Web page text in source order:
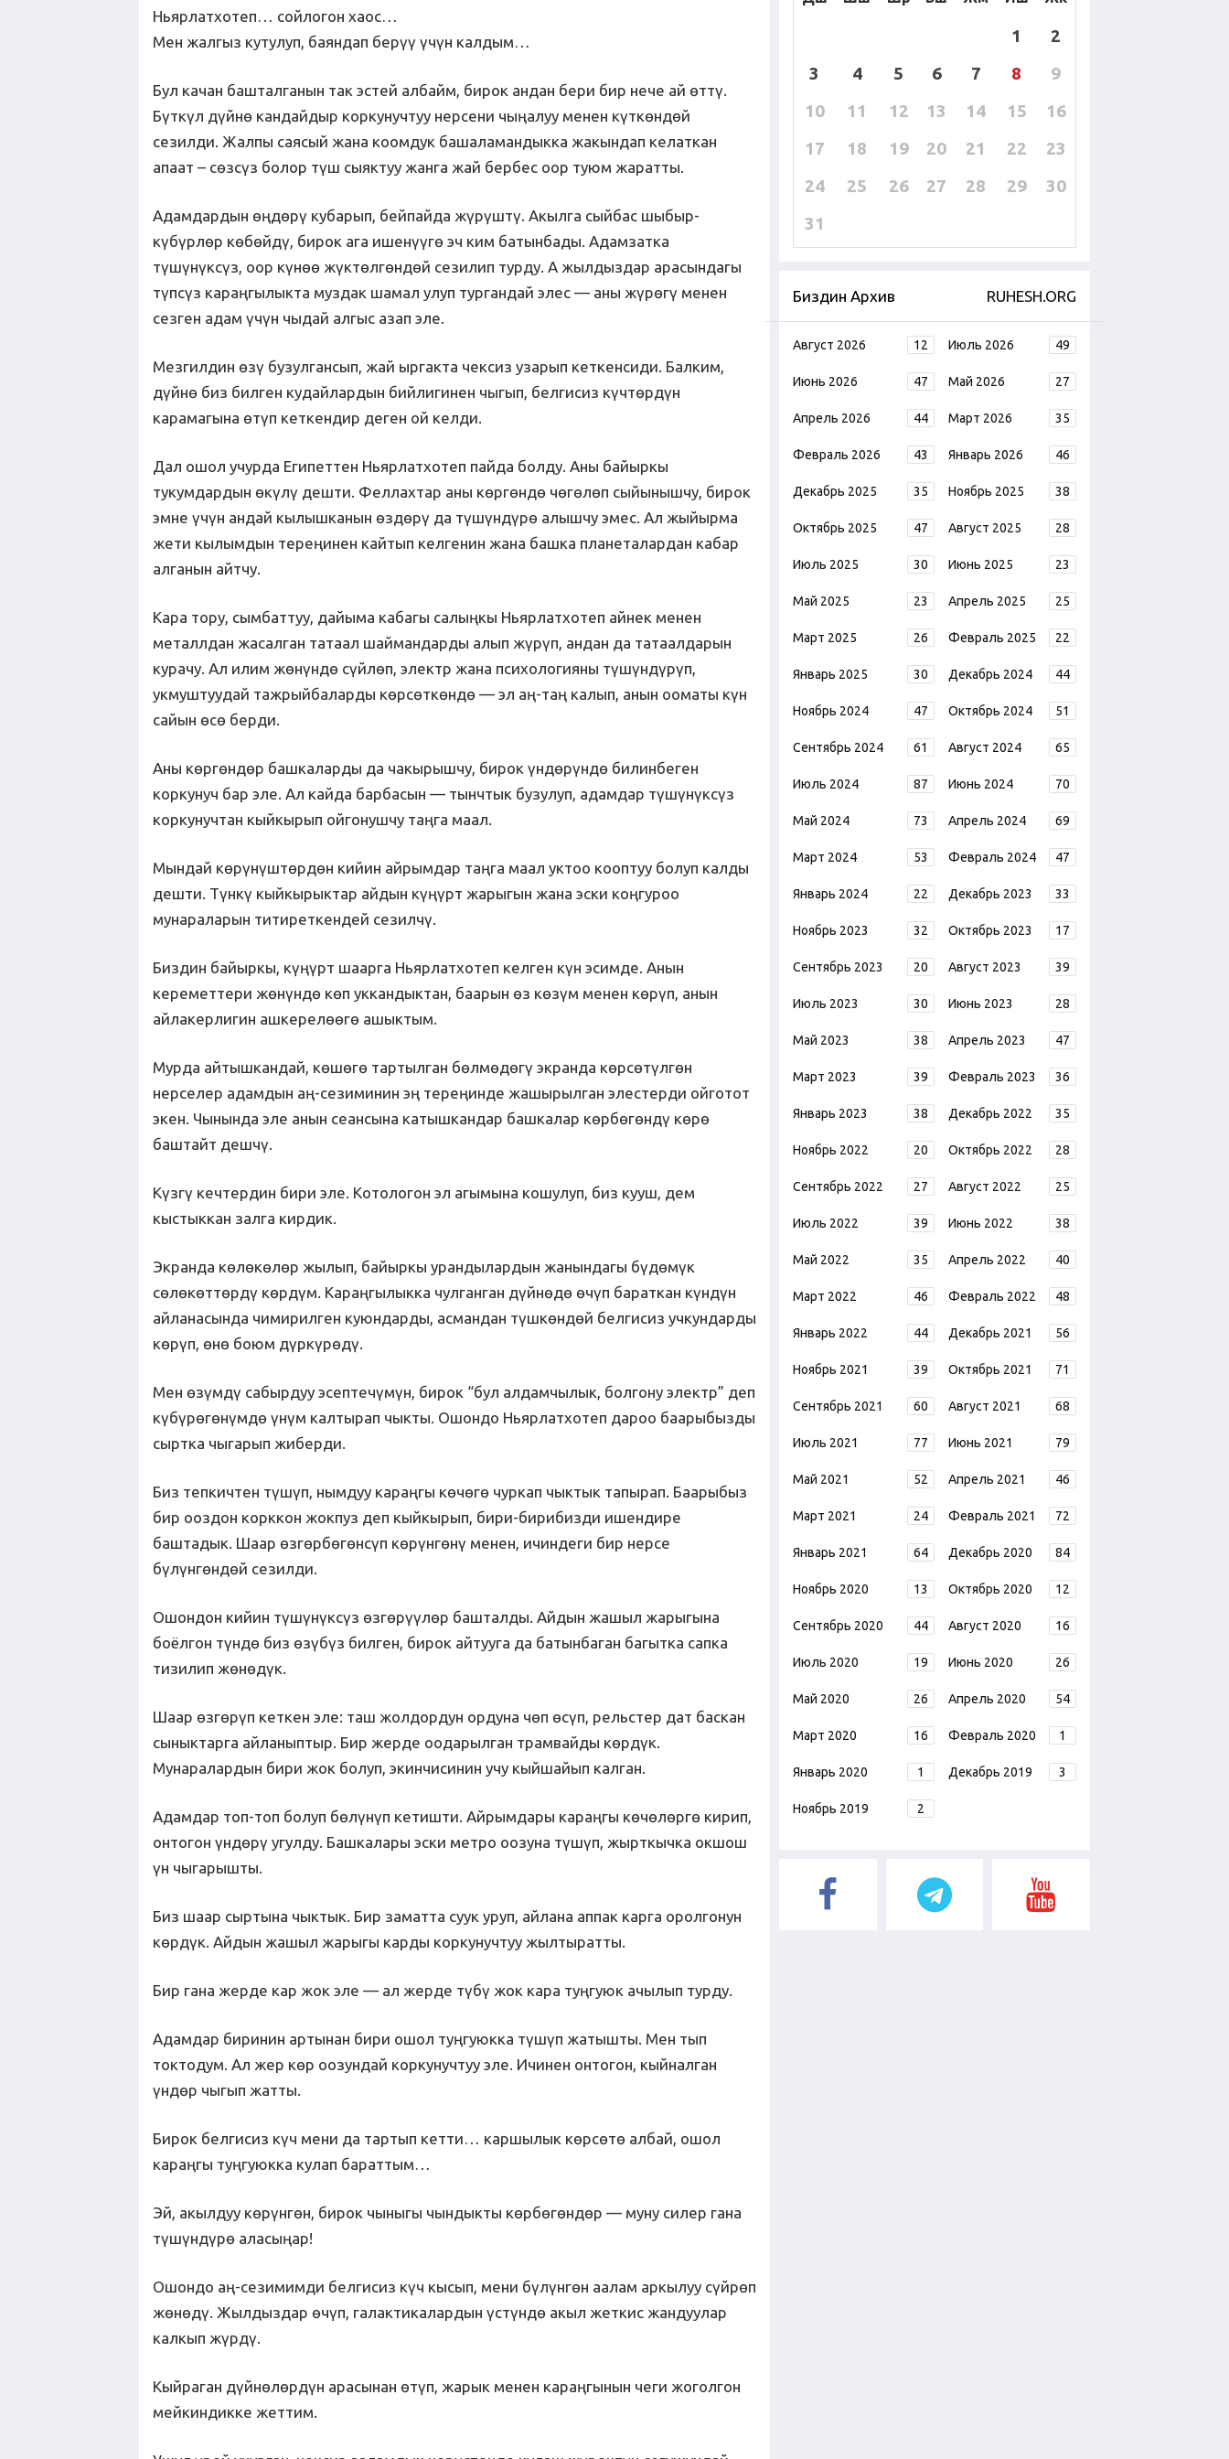
Ньярлатхотеп… сойлогон хаос…
Мен жалгыз кутулуп, баяндап берүү үчүн калдым…
Бул качан башталганын так эстей албайм, бирок андан бери бир нече ай өттү.
Бүткүл дүйнө кандайдыр коркунучтуу нерсени чыңалуу менен күткөндөй
сезилди. Жалпы саясый жана коомдук башаламандыкка жакындап келаткан
апаат – сөзсүз болор түш сыяктуу жанга жай бербес оор туюм жаратты.
Адамдардын өңдөрү кубарып, бейпайда жүрүштү. Акылга сыйбас шыбыр-
күбүрлөр көбөйдү, бирок ага ишенүүгө эч ким батынбады. Адамзатка
түшүнүксүз, оор күнөө жүктөлгөндөй сезилип турду. А жылдыздар арасындагы
түпсүз караңгылыкта муздак шамал улуп тургандай элес — аны жүрөгү менен
сезген адам үчүн чыдай алгыс азап эле.
Мезгилдин өзү бузулгансып, жай ыргакта чексиз узарып кеткенсиди. Балким,
дүйнө биз билген кудайлардын бийлигинен чыгып, белгисиз күчтөрдүн
карамагына өтүп кеткендир деген ой келди.
Дал ошол учурда Египеттен Ньярлатхотеп пайда болду. Аны байыркы
тукумдардын өкүлү дешти. Феллахтар аны көргөндө чөгөлөп сыйынышчу, бирок
эмне үчүн андай кылышканын өздөрү да түшүндүрө алышчу эмес. Ал жыйырма
жети кылымдын тереңинен кайтып келгенин жана башка планеталардан кабар
алганын айтчу.
Кара тору, сымбаттуу, дайыма кабагы салыңкы Ньярлатхотеп айнек менен
металлдан жасалган татаал шаймандарды алып жүрүп, андан да татаалдарын
курачу. Ал илим жөнүндө сүйлөп, электр жана психологияны түшүндүрүп,
укмуштуудай тажрыйбаларды көрсөткөндө — эл аң-таң калып, анын ооматы күн
сайын өсө берди.
Аны көргөндөр башкаларды да чакырышчу, бирок үндөрүндө билинбеген
коркунуч бар эле. Ал кайда барбасын — тынчтык бузулуп, адамдар түшүнүксүз
коркунучтан кыйкырып ойгонушчу таңга маал.
Мындай көрүнүштөрдөн кийин айрымдар таңга маал уктоо кооптуу болуп калды
дешти. Түнкү кыйкырыктар айдын күңүрт жарыгын жана эски коңгуроо
мунараларын титиреткендей сезилчү.
Биздин байыркы, күңүрт шаарга Ньярлатхотеп келген күн эсимде. Анын
кереметтери жөнүндө көп уккандыктан, баарын өз көзүм менен көрүп, анын
айлакерлигин ашкерелөөгө ашыктым.
Мурда айтышкандай, көшөгө тартылган бөлмөдөгү экранда көрсөтүлгөн
нерселер адамдын аң-сезиминин эң тереңинде жашырылган элестерди ойготот
экен. Чынында эле анын сеансына катышкандар башкалар көрбөгөндү көрө
баштайт дешчү.
Күзгү кечтердин бири эле. Котологон эл агымына кошулуп, биз кууш, дем
кыстыккан залга кирдик.
Экранда көлөкөлөр жылып, байыркы урандылардын жанындагы бүдөмүк
сөлөкөттөрдү көрдүм. Караңгылыкка чулганган дүйнөдө өчүп бараткан күндүн
айланасында чимирилген куюндарды, асмандан түшкөндөй белгисиз учкундарды
көрүп, өнө боюм дүркүрөдү.
Мен өзүмдү сабырдуу эсептечүмүн, бирок “бул алдамчылык, болгону электр” деп
күбүрөгөнүмдө үнүм калтырап чыкты. Ошондо Ньярлатхотеп дароо баарыбызды
сыртка чыгарып жиберди.
Биз тепкичтен түшүп, нымдуу караңгы көчөгө чуркап чыктык тапырап. Баарыбыз
бир ооздон корккон жокпуз деп кыйкырып, бири-бирибизди ишендире
баштадык. Шаар өзгөрбөгөнсүп көрүнгөнү менен, ичиндеги бир нерсе
бүлүнгөндөй сезилди.
Ошондон кийин түшүнүксүз өзгөрүүлөр башталды. Айдын жашыл жарыгына
боёлгон түндө биз өзүбүз билген, бирок айтууга да батынбаган багытка сапка
тизилип жөнөдүк.
Шаар өзгөрүп кеткен эле: таш жолдордун ордуна чөп өсүп, рельстер дат баскан
сыныктарга айланыптыр. Бир жерде оодарылган трамвайды көрдүк.
Мунаралардын бири жок болуп, экинчисинин учу кыйшайып калган.
Адамдар топ-топ болуп бөлүнүп кетишти. Айрымдары караңгы көчөлөргө кирип,
онтогон үндөрү угулду. Башкалары эски метро оозуна түшүп, жырткычка окшош
үн чыгарышты.
Биз шаар сыртына чыктык. Бир заматта суук уруп, айлана аппак карга оролгонун
көрдүк. Айдын жашыл жарыгы карды коркунучтуу жылтыратты.
Бир гана жерде кар жок эле — ал жерде түбү жок кара туңгуюк ачылып турду.
Адамдар биринин артынан бири ошол туңгуюкка түшүп жатышты. Мен тып
токтодум. Ал жер көр оозундай коркунучтуу эле. Ичинен онтогон, кыйналган
үндөр чыгып жатты.
Бирок белгисиз күч мени да тартып кетти… каршылык көрсөтө албай, ошол
караңгы туңгуюкка кулап бараттым…
Эй, акылдуу көрүнгөн, бирок чыныгы чындыкты көрбөгөндөр — муну силер гана
түшүндүрө аласыңар!
Ошондо аң-сезимимди белгисиз күч кысып, мени бүлүнгөн аалам аркылуу сүйрөп
жөнөдү. Жылдыздар өчүп, галактикалардын үстүндө акыл жеткис жандуулар
калкып жүрдү.
Кыйраган дүйнөлөрдүн арасынан өтүп, жарык менен караңгынын чеги жоголгон
мейкиндикке жеттим.
1
2
3
4 5 6 7 8
9
10
11 12 13 14 15
16
17
18 19 20 21 22
23
24
25 26 27 28 29
30
31
Биздин Архив RUHESH.ORG
Август 2026 12 Июль 2026 49
Июнь 2026 47 Май 2026 27
Апрель 2026 44 Март 2026 35
Февраль 2026 43 Январь 2026 46
Декабрь 2025 35 Ноябрь 2025 38
Октябрь 2025 47 Август 2025 28
Июль 2025 30 Июнь 2025 23
Май 2025 23 Апрель 2025 25
Март 2025 26 Февраль 2025 22
Январь 2025 30 Декабрь 2024 44
Ноябрь 2024 47 Октябрь 2024 51
Сентябрь 2024 61 Август 2024 65
Июль 2024 87 Июнь 2024 70
Май 2024 73 Апрель 2024 69
Март 2024 53 Февраль 2024 47
Январь 2024 22 Декабрь 2023 33
Ноябрь 2023 32 Октябрь 2023 17
Сентябрь 2023 20 Август 2023 39
Июль 2023 30 Июнь 2023 28
Май 2023 38 Апрель 2023 47
Март 2023 39 Февраль 2023 36
Январь 2023 38 Декабрь 2022 35
Ноябрь 2022 20 Октябрь 2022 28
Сентябрь 2022 27 Август 2022 25
Июль 2022 39 Июнь 2022 38
Май 2022 35 Апрель 2022 40
Март 2022 46 Февраль 2022 48
Январь 2022 44 Декабрь 2021 56
Ноябрь 2021 39 Октябрь 2021 71
Сентябрь 2021 60 Август 2021 68
Июль 2021 77 Июнь 2021 79
Май 2021 52 Апрель 2021 46
Март 2021 24 Февраль 2021 72
Январь 2021 64 Декабрь 2020 84
Ноябрь 2020 13 Октябрь 2020 12
Сентябрь 2020 44 Август 2020 16
Июль 2020 19 Июнь 2020 26
Май 2020 26 Апрель 2020 54
Март 2020 16 Февраль 2020 1
Январь 2020 1 Декабрь 2019 3
Ноябрь 2019 2